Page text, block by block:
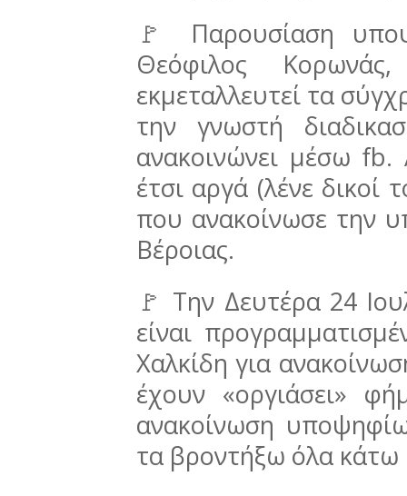
🚩 Παρουσίαση
Θεόφιλος
εκμεταλλευτεί τα
την γνωστή
ανακοινώνει μέσω fb.
έτσι αργά (λένε δικοί
που ανακοίνωσε την
Βέροιας.
🚩 Την Δευτέρα 24
είναι
Χαλκίδη για
έχουν «οργιάσει»
ανακοίνωση
τα βροντήξω όλα